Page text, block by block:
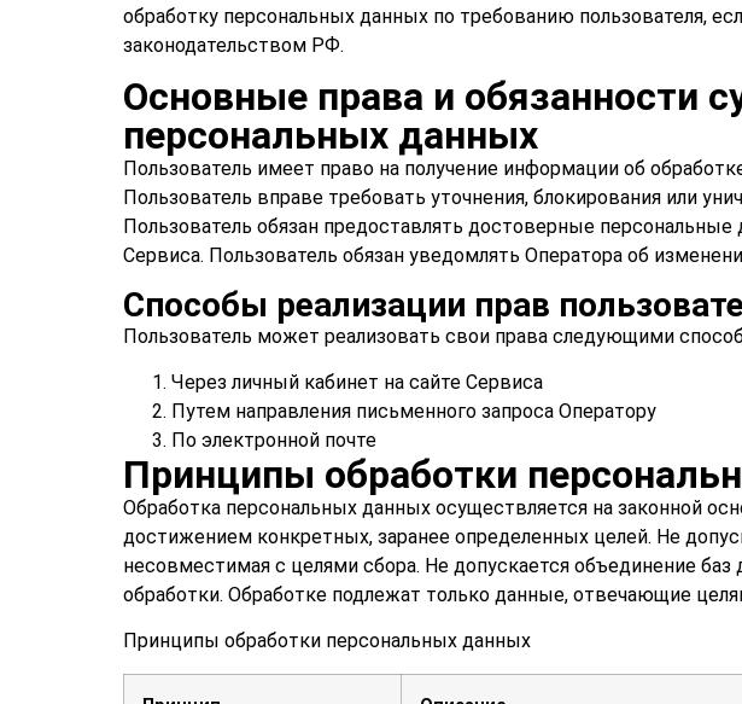
обработку персональных данных по требованию пользователя,
законодательством РФ.
Основные права и обязанности
персональных данных
Пользователь имеет право на получение информации об
Пользователь вправе требовать уточнения, блокирования или
Пользователь обязан предоставлять достоверные
Сервиса. Пользователь обязан уведомлять Оператора об
Способы реализации прав
Пользователь может реализовать свои права следующими
Через личный кабинет на сайте Сервиса
Путем направления письменного запроса Оператору
По электронной почте
Принципы обработки
Обработка персональных данных осуществляется на законной
достижением конкретных, заранее определенных целей. Не
несовместимая с целями сбора. Не допускается объединение
обработки. Обработке подлежат только данные, отвечающие
Принципы обработки персональных данных